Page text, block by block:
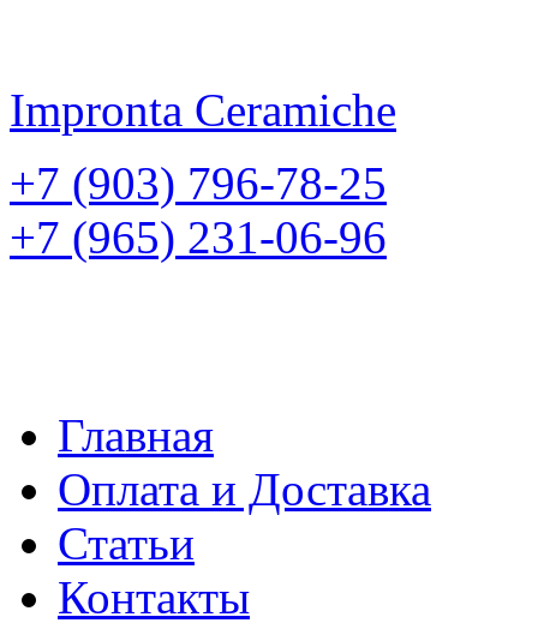
Impronta Ceramiche
+7 (903) 796-78-25
+7 (965) 231-06-96
Главная
Оплата и Доставка
Статьи
Контакты